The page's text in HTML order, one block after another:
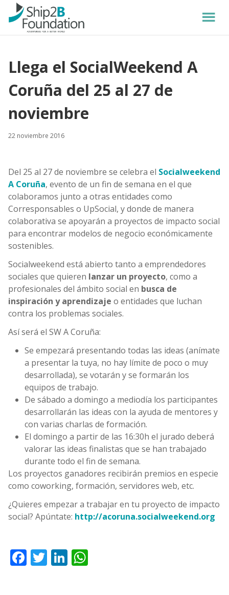
Llega el SocialWeekend A
Coruña del 25 al 27 de
noviembre
22 noviembre 2016
Del 25 al 27 de noviembre se celebra el Socialweekend
A Coruña, evento de un fin de semana en el que
colaboramos junto a otras entidades como
Corresponsables o UpSocial, y donde de manera
colaborativa se apoyarán a proyectos de impacto social
para encontrar modelos de negocio económicamente
sostenibles.
Socialweekend está abierto tanto a emprendedores
sociales que quieren lanzar un proyecto, como a
profesionales del ámbito social en busca de
inspiración y aprendizaje o entidades que luchan
contra los problemas sociales.
Así será el SW A Coruña:
Se empezará presentando todas las ideas (anímate
a presentar la tuya, no hay límite de poco o muy
desarrollada), se votarán y se formarán los
equipos de trabajo.
De sábado a domingo a mediodía los participantes
desarrollarán las ideas con la ayuda de mentores y
con varias charlas de formación.
El domingo a partir de las 16:30h el jurado deberá
valorar las ideas finalistas que se han trabajado
durante todo el fin de semana.
Los proyectos ganadores recibirán premios en especie
como coworking, formación, servidores web, etc.
¿Quieres empezar a trabajar en tu proyecto de impacto
social? Apúntate: http://acoruna.socialweekend.org
Facebook
TwitterLinkedIn